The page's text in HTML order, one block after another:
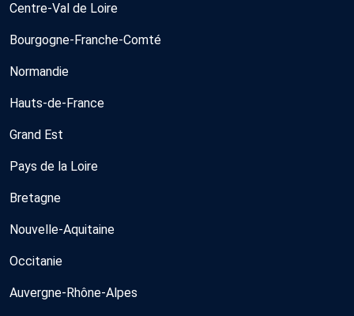
Centre-Val de Loire
Bourgogne-Franche-Comté
Normandie
Hauts-de-France
Grand Est
Pays de la Loire
Bretagne
Nouvelle-Aquitaine
Occitanie
Auvergne-Rhône-Alpes